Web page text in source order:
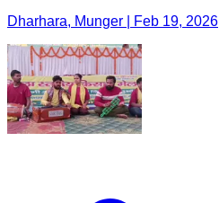
Dharhara, Munger | Feb 19, 2026